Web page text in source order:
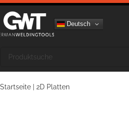
Deutsch
Startseite 2D Platten